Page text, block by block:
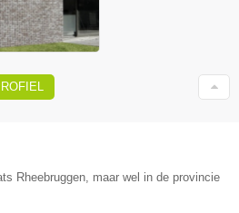
Rheebruggen, maar wel in de provincie